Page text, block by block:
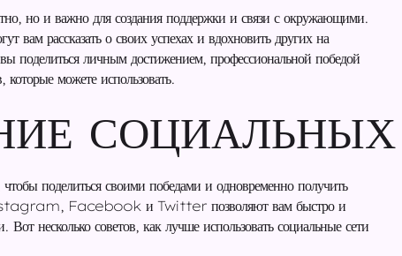
но и важно для создания поддержки и связи с окружающими.
вам рассказать о своих успехах и вдохновить других на
поделиться личным достижением, профессиональной победой
можете использовать.
поделиться своими победами и одновременно получить
Instagram, Facebook и Twitter позволяют вам быстро и
несколько советов, как лучше использовать социальные сети